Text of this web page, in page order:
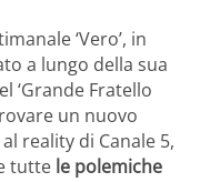
‘Vero’, in
a lungo della sua
‘Grande Fratello
un nuovo
reality di Canale 5,
tutte le polemiche